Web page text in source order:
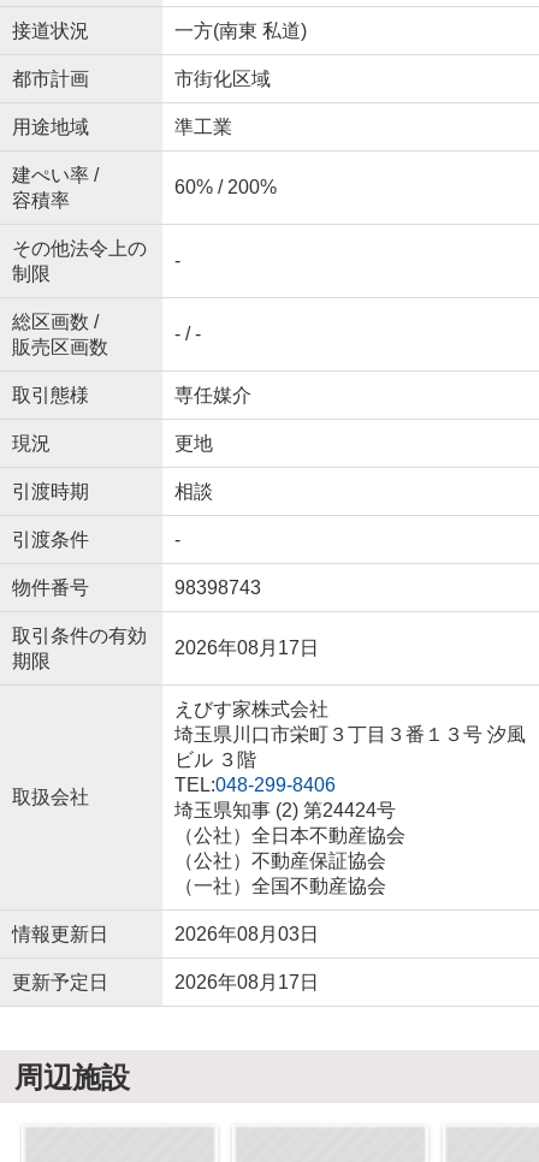
接道状況 一方(南東 私道)
都市計画 市街化区域
用途地域 準工業
建ぺい率 /
容積率
60% / 200%
その他法令上の
制限
-
総区画数 /
販売区画数
- / -
取引態様 専任媒介
現況 更地
引渡時期 相談
引渡条件 -
物件番号 98398743
取引条件の有効
期限
2026年08月17日
取扱会社
えびす家株式会社
埼玉県川口市栄町３丁目３番１３号 汐風
ビル ３階
TEL:048-299-8406
埼玉県知事 (2) 第24424号
（公社）全日本不動産協会
（公社）不動産保証協会
（一社）全国不動産協会
情報更新日 2026年08月03日
更新予定日 2026年08月17日
周辺施設